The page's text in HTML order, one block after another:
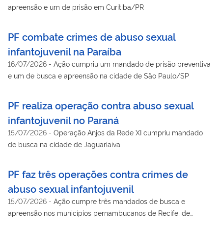
apreensão e um de prisão em Curitiba/PR
PF combate crimes de abuso sexual
infantojuvenil na Paraíba
16/07/2026 - Ação cumpriu um mandado de prisão preventiva
e um de busca e apreensão na cidade de São Paulo/SP
PF realiza operação contra abuso sexual
infantojuvenil no Paraná
15/07/2026 - Operação Anjos da Rede XI cumpriu mandado
de busca na cidade de Jaguariaíva
PF faz três operações contra crimes de
abuso sexual infantojuvenil
15/07/2026 - Ação cumpre três mandados de busca e
apreensão nos municípios pernambucanos de Recife, de